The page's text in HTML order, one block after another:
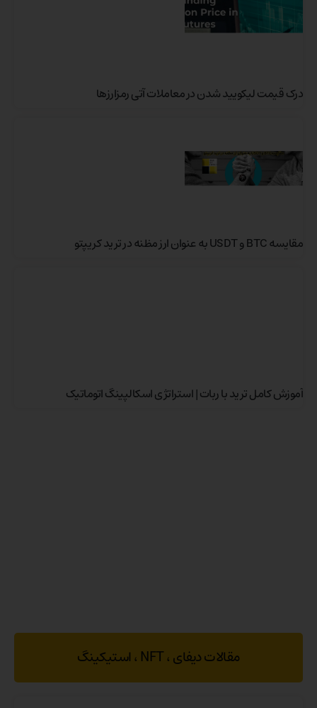
درک قیمت لیکویید شدن در معاملات آتی رمزارزها
مقایسه BTC و USDT به عنوان ارز مظنه در ترید کریپتو
آموزش کامل ترید با ربات | استراتژی اسکالپینگ اتوماتیک
مقالات دیفای ، NFT ، استیکینگ